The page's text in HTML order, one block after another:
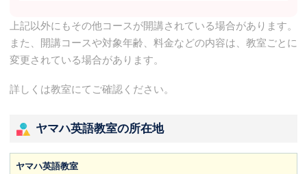
上記以外にもその他コースが開講されている場合があります。
また、開講コースや対象年齢、料金などの内容は、教室ごとに
変更されている場合があります。
詳しくは教室にてご確認ください。
ヤマハ英語教室の所在地
ヤマハ英語教室